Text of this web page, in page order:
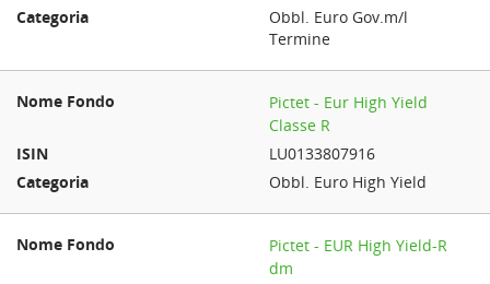
Obbl. Euro Gov.m/l
Termine
Pictet - Eur High Yield
Classe R
LU0133807916
Obbl. Euro High Yield
Pictet - EUR High Yield-R
dm